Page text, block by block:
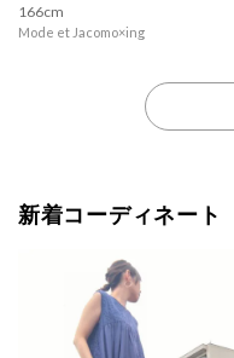
166cm
Mode et Jacomo×ing
新着コーディネート